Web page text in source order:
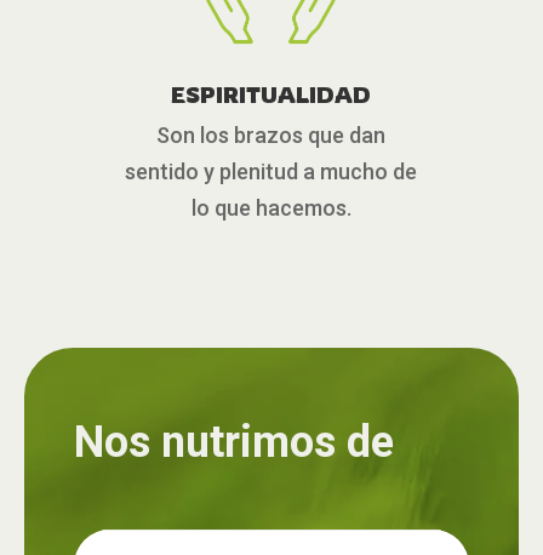
ESPIRITUALIDAD
Son los brazos que dan
sentido y plenitud a mucho de
lo que hacemos.
Nos nutrimos de